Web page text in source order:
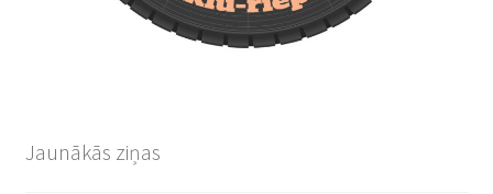
Jaunākās ziņas